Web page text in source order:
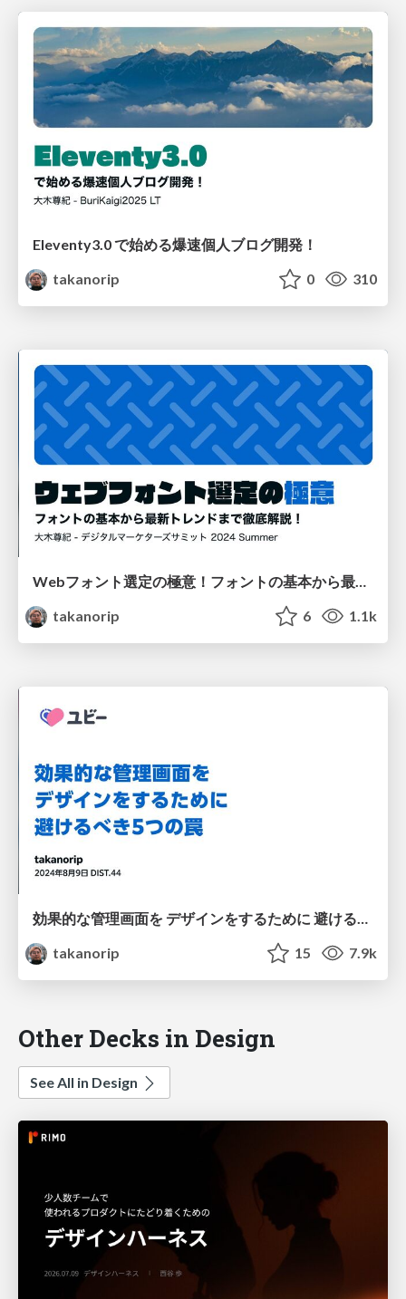
Eleventy3.0 で始める爆速個人ブログ開発！
takanorip
0 310
Webフォント選定の極意！フォントの基本から最新トレンドまで徹底解説
takanorip
6 1.1k
効果的な管理画面を デザインをするために 避けるべき5つの罠
takanorip
15 7.9k
Other Decks in Design
See All in Design